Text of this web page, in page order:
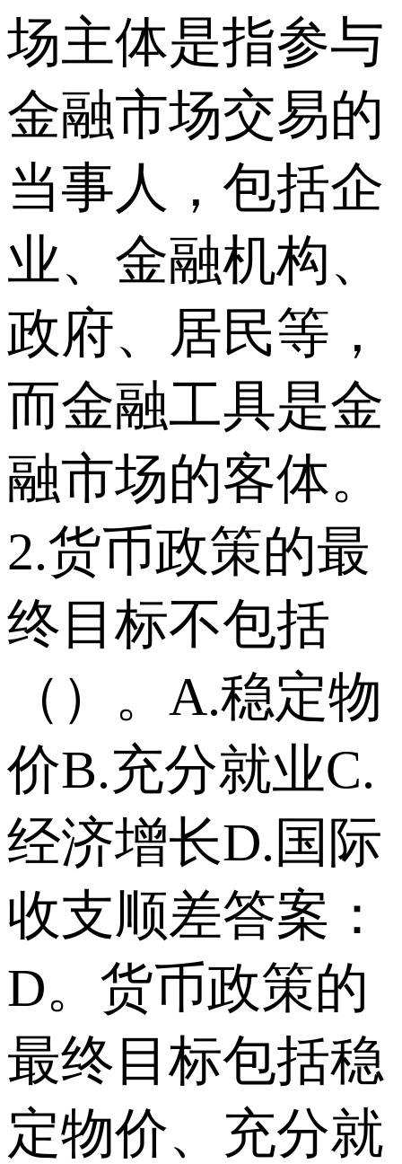
场主体是指参与
金融市场交易的
当事人，包括企
业、金融机构、
政府、居民等，
而金融工具是金
融市场的客体。
2.货币政策的最
终目标不包括
（）。A.稳定物
价B.充分就业C.
经济增长D.国际
收支顺差答案：
D。货币政策的
最终目标包括稳
定物价、充分就